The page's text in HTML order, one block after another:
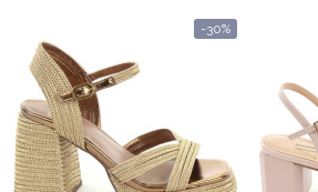
-30%